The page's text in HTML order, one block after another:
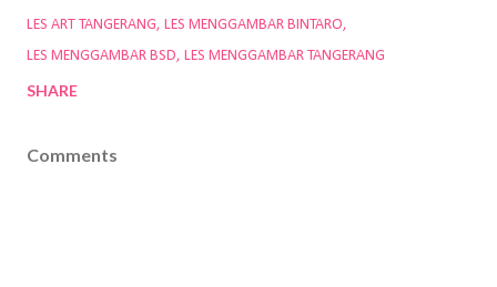
LES ART TANGERANG
LES MENGGAMBAR BINTARO
LES MENGGAMBAR BSD
LES MENGGAMBAR TANGERANG
SHARE
Comments